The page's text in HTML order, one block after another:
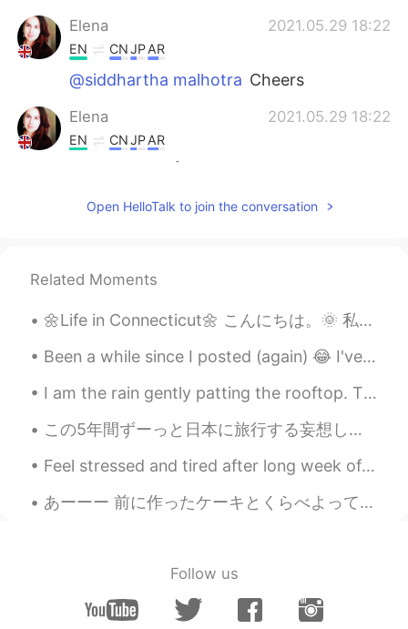
Elena 2021.05.29 18:22
EN CNJPAR
@siddhartha malhotra Cheers
Elena 2021.05.29 18:22
EN CNJPAR
cath 2021.05.29 17:47
AR EN
It's really beautiful 😍,have a nice day
Fedaa 2021.05.29 13:50
Wonderful,I love the color of these trees
🥰🥰
Elsa.xue 2021.05.29 13:41
things is the best in life🌹
Ken DG 2021.05.29 13:34
Open HelloTalk to join the conversation
Related Moments
🌼Life in Connecticut🌼 こんにちは。🌞 私は月曜日から新しい学校で仕事を始めました。 9月までは先生たちだけが集まってtrainingの授業を受けます。 新しいいろんなこと...
Been a while since I posted (again) 😂 I've been extremely busy, and recently we've been testing ...
I am the rain gently patting the rooftop. The drop sliding down your window. I glide past the g...
この5年間ずーっと日本に旅行する妄想しながら、日本語の勉強を頑張ってたんです。そして、今週、あの旅行は、ようやく、、、、妄想から卒業し、現実になりました！ 飛行機チケットを購入しました〜 今か...
Feel stressed and tired after long week of work😅 Time to sleep abs relax 😉 Leave me a comment o...
あーーー 前に作ったケーキとくらべよって思ってさかのぼったら、 うわあああ、何これ😵ちょー下手くそうじゃん、美味しく作れたって思って写真とってHellotalk にのせてたつもり？! 恥ず...
Follow us